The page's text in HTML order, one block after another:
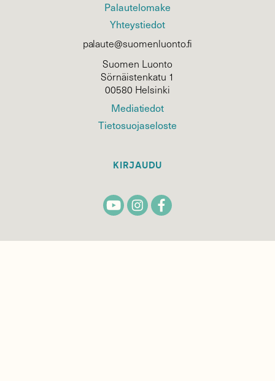
Palautelomake
Yhteystiedot
palaute@suomenluonto.fi
Suomen Luonto
Sörnäistenkatu 1
00580 Helsinki
Mediatiedot
Tietosuojaseloste
KIRJAUDU